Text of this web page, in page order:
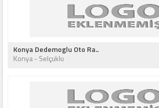
Konya Dedemoglu Oto Ra..
Konya - Selçuklu